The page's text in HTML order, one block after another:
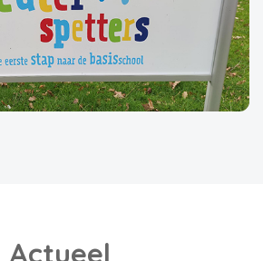
Actueel